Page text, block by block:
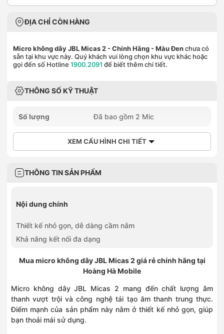
ĐỊA CHỈ CÒN HÀNG
Micro không dây JBL Micas 2 - Chính Hãng - Màu Đenchưa có
sẵn tại khu vực này. Quý khách vui lòng chọn khu vực khác hoặc
gọi đến số Hotline 1900.2091 để biết thêm chi tiết.
THÔNG SỐ KỸ THUẬT
Số lượng Đã bao gồm 2 Mic
XEM CẤU HÌNH CHI TIẾT
THÔNG TIN SẢN PHẨM
Nội dung chính
Thiết kế nhỏ gọn, dễ dàng cầm nắm
Khả năng kết nối đa dạng
Mua micro không dây JBL Micas 2 giá rẻ chính hãng tại
Hoàng Hà Mobile
Micro không dây JBL Micas 2 mang đến chất lượng âm
thanh vượt trội và công nghệ tái tạo âm thanh trung thực.
Điểm mạnh của sản phẩm này nằm ở thiết kế nhỏ gọn, giúp
bạn thoải mái sử dụng.